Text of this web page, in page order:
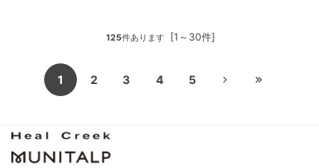
[1～30件]
125件あります
1 2 3 4 5